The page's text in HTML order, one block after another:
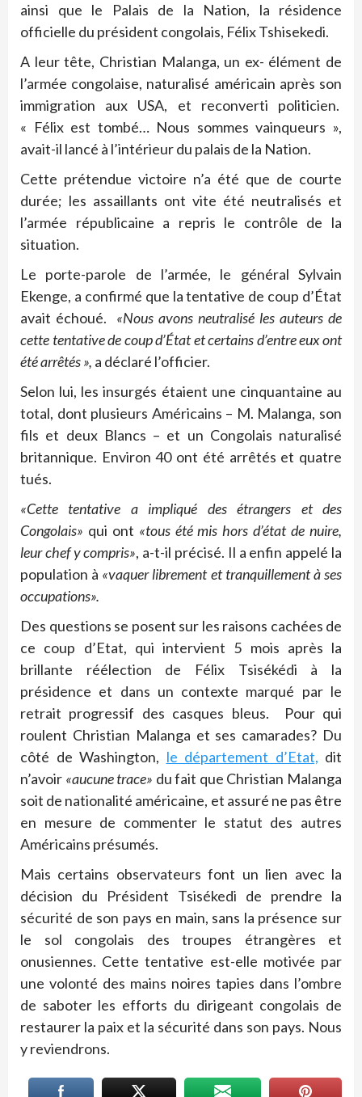
ainsi que le Palais de la Nation, la résidence
officielle du président congolais, Félix Tshisekedi.
A leur tête, Christian Malanga, un ex- élément de
l’armée congolaise, naturalisé américain après son
immigration aux USA, et reconverti politicien.
« Félix est tombé… Nous sommes vainqueurs »,
avait-il lancé à l’intérieur du palais de la Nation.
Cette prétendue victoire n’a été que de courte
durée; les assaillants ont vite été neutralisés et
l’armée républicaine a repris le contrôle de la
situation.
Le porte-parole de l’armée, le général Sylvain
Ekenge, a confirmé que la tentative de coup d’État
avait échoué. «Nous avons neutralisé les auteurs de
cette tentative de coup d’État et certains d’entre eux ont
été arrêtés », a déclaré l’officier.
Selon lui, les insurgés étaient une cinquantaine au
total, dont plusieurs Américains – M. Malanga, son
fils et deux Blancs – et un Congolais naturalisé
britannique. Environ 40 ont été arrêtés et quatre
tués.
«Cette tentative a impliqué des étrangers et des
Congolais» qui ont «tous été mis hors d’état de nuire,
leur chef y compris», a-t-il précisé. Il a enfin appelé la
population à «vaquer librement et tranquillement à ses
occupations».
Des questions se posent sur les raisons cachées de
ce coup d’Etat, qui intervient 5 mois après la
brillante réélection de Félix Tsisékédi à la
présidence et dans un contexte marqué par le
retrait progressif des casques bleus. Pour qui
roulent Christian Malanga et ses camarades? Du
côté de Washington, le département d’Etat, dit
n’avoir «aucune trace» du fait que Christian Malanga
soit de nationalité américaine, et assuré ne pas être
en mesure de commenter le statut des autres
Américains présumés.
Mais certains observateurs font un lien avec la
décision du Président Tsisékedi de prendre la
sécurité de son pays en main, sans la présence sur
le sol congolais des troupes étrangères et
onusiennes. Cette tentative est-elle motivée par
une volonté des mains noires tapies dans l’ombre
de saboter les efforts du dirigeant congolais de
restaurer la paix et la sécurité dans son pays. Nous
y reviendrons.